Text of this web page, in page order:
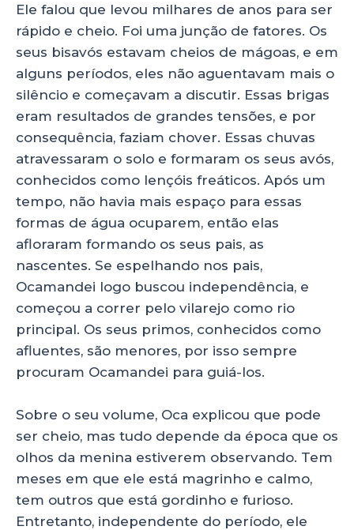
Ele falou que levou milhares de anos para ser
rápido e cheio. Foi uma junção de fatores. Os
seus bisavós estavam cheios de mágoas, e em
alguns períodos, eles não aguentavam mais o
silêncio e começavam a discutir. Essas brigas
eram resultados de grandes tensões, e por
consequência, faziam chover. Essas chuvas
atravessaram o solo e formaram os seus avós,
conhecidos como lençóis freáticos. Após um
tempo, não havia mais espaço para essas
formas de água ocuparem, então elas
afloraram formando os seus pais, as
nascentes. Se espelhando nos pais,
Ocamandei logo buscou independência, e
começou a correr pelo vilarejo como rio
principal. Os seus primos, conhecidos como
afluentes, são menores, por isso sempre
procuram Ocamandei para guiá-los.
Sobre o seu volume, Oca explicou que pode
ser cheio, mas tudo depende da época que os
olhos da menina estiverem observando. Tem
meses em que ele está magrinho e calmo,
tem outros que está gordinho e furioso.
Entretanto, independente do período, ele